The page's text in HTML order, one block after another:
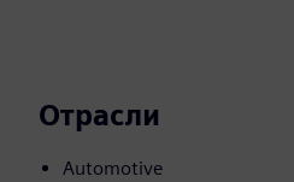
Отрасли
Automotive